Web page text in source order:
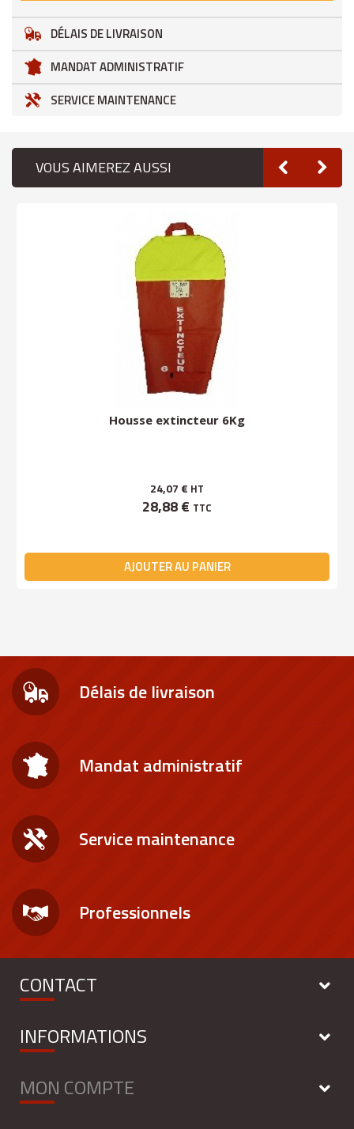
DÉLAIS DE LIVRAISON
MANDAT ADMINISTRATIF
SERVICE MAINTENANCE
VOUS AIMEREZ AUSSI
Housse extincteur 6Kg
24,07 € HT
28,88 € TTC
AJOUTER AU PANIER
Délais de livraison
Mandat administratif
Service maintenance
Professionnels
CONTACT
INFORMATIONS
MON COMPTE